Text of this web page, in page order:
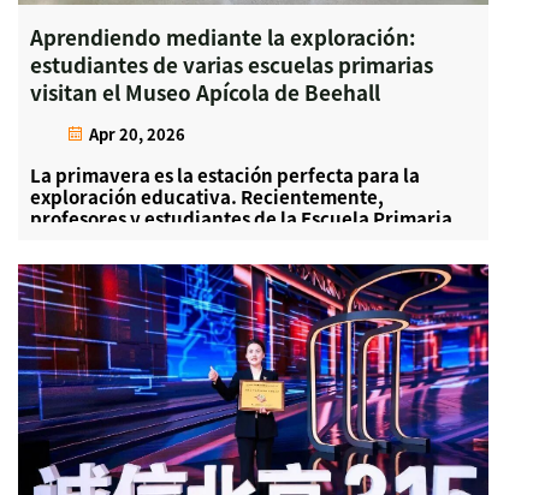
Aprendiendo mediante la exploración:
estudiantes de varias escuelas primarias
visitan el Museo Apícola de Beehall
Apr 20, 2026
La primavera es la estación perfecta para la
exploración educativa. Recientemente,
profesores y estudiantes de la Escuela Primaria
Daxing Changziying visitaron el Museo Apícola
Beehall para participar en una inmersiva
excursión de estudio de ciencias naturales...